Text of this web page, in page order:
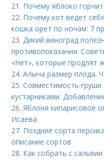
21. Почему яблоко
22. Почему кот ведет
кошка орет по ночам: 7
23.Дикий виноград
противопоказания.
«Нет», которые продлят
24.Алыча размер плода.
25.Совместимость груши
кустарниками.
26.Яблоня кипарисовое
Исаева
27. Поздние сорта
описание сортов
28. Как собрать с